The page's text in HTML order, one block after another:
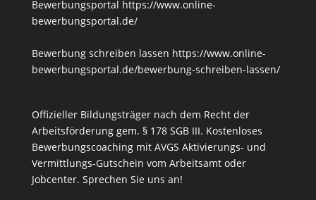
Bewerbungsportal https://www.online-
bewerbungsportal.de/
Bewerbung schreiben lassen https://www.online-
bewerbungsportal.de/bewerbung-schreiben-lassen/
Offizieller Bildungsträger nach dem Recht der
Arbeitsförderung gem. § 178 SGB III. Kostenloses
Bewerbungscoaching mit AVGS Aktivierungs- und
Vermittlungs-Gutschein vom Arbeitsamt oder
Jobcenter. Sprechen Sie uns an!